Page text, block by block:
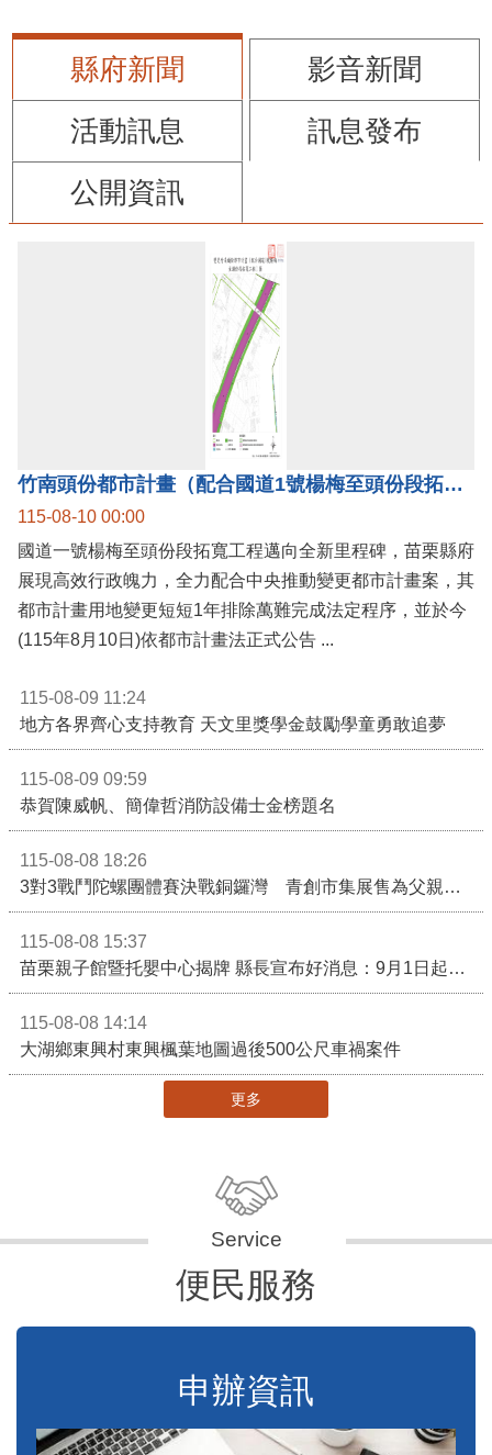
縣府新聞
影音新聞
活動訊息
訊息發布
公開資訊
竹南頭份都市計畫（配合國道1號楊梅至頭份段拓寬工程）案公告實施，國道1號楊梅至頭份黃金廊帶加速啟動！
115-08-10 00:00
國道一號楊梅至頭份段拓寬工程邁向全新里程碑，苗栗縣府
展現高效行政魄力，全力配合中央推動變更都市計畫案，其
都市計畫用地變更短短1年排除萬難完成法定程序，並於今
(115年8月10日)依都市計畫法正式公告 ...
115-08-09 11:24
地方各界齊心支持教育 天文里獎學金鼓勵學童勇敢追夢
115-08-09 09:59
恭賀陳威帆、簡偉哲消防設備士金榜題名
115-08-08 18:26
3對3戰鬥陀螺團體賽決戰銅鑼灣 青創市集展售為父親節增添繽紛
115-08-08 15:37
苗栗親子館暨托嬰中心揭牌 縣長宣布好消息：9月1日起調降臨時托嬰費用
115-08-08 14:14
大湖鄉東興村東興楓葉地圖過後500公尺車禍案件
更多
便民服務
申辦資訊